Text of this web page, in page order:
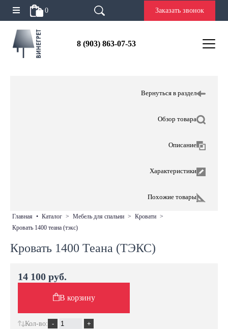
0 Заказать звонок
8 (903) 863-07-53
Вернуться в раздел
Обзор товара
Описание
Характеристики
Похожие товары
главная • каталог > мебель для спальни > кровати >
кровать 1400 теана (тэкс)
Кровать 1400 Теана (ТЭКС)
14 100 руб.
В корзину
Кол-во: